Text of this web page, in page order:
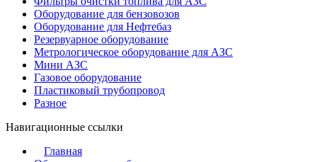
Оборудование для бензовозов
Оборудование для Нефтебаз
Резервуарное оборудование
Метрологическое оборудование для АЗС
Мини АЗС
Газовое оборудование
Пластиковый трубопровод
Разное
Навигационные ссылки
Главная